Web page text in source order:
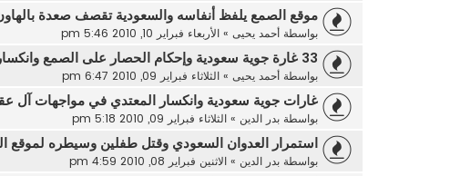
موقع الصمع يلفظ أنفاسه والسعودية تقصف صعدة بالهاون
بواسطة أحمد يحيى » الأربعاء فبراير 10, 2010 5:46 pm
33 غارة جوية سعودية وإحكام الحصار على الصمع وانكسار زحف في
بواسطة أحمد يحيى » الثلاثاء فبراير 09, 2010 6:47 pm
غارات جوية سعودية وانكسار المعتدي في مواجهات
بواسطة بدر الدين » الثلاثاء فبراير 09, 2010 5:18 pm
استمرار العدوان السعودي وقتل طفلين وسيطره لموقع
بواسطة بدر الدين » الاثنين فبراير 08, 2010 4:59 pm